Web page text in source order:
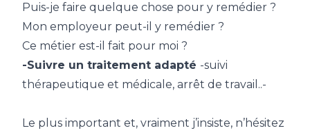
Puis-je faire quelque chose pour y remédier ?
Mon employeur peut-il y remédier ?
Ce métier est-il fait pour moi ?
-Suivre un traitement adapté -suivi
thérapeutique et médicale, arrêt de travail..-
Le plus important et, vraiment j’insiste, n’hésitez